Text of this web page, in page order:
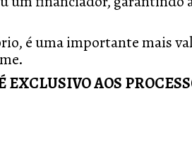
é uma importante mais
EXCLUSIVO AOS